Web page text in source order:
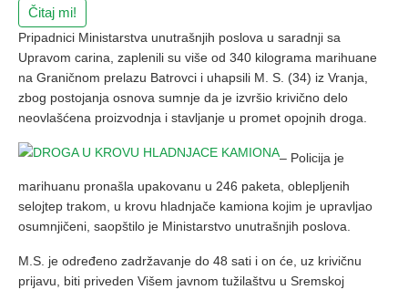
Čitaj mi!
Pripadnici Ministarstva unutrašnjih poslova u saradnji sa
Upravom carina, zaplenili su više od 340 kilograma marihuane
na Graničnom prelazu Batrovci i uhapsili M. S. (34) iz Vranja,
zbog postojanja osnova sumnje da je izvršio krivično delo
neovlašćena proizvodnja i stavljanje u promet opojnih droga.
– Policija je
marihuanu pronašla upakovanu u 246 paketa, oblepljenih
selojtep trakom, u krovu hladnjače kamiona kojim je upravljao
osumnjičeni, saopštilo je Ministarstvo unutrašnjih poslova.
M.S. je određeno zadržavanje do 48 sati i on će, uz krivičnu
prijavu, biti priveden Višem javnom tužilaštvu u Sremskoj